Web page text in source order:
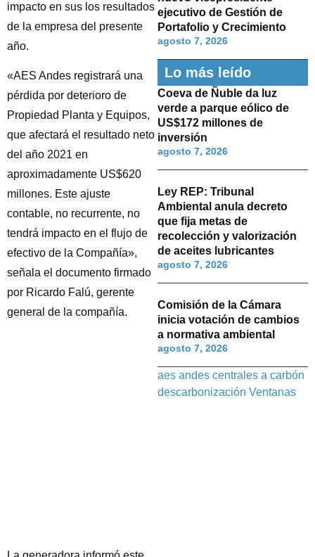
impacto en sus los resultados
de la empresa del presente
año.
«AES Andes registrará una
pérdida por deterioro de
Propiedad Planta y Equipos,
que afectará el resultado neto
del año 2021 en
aproximadamente US$620
millones. Este ajuste
contable, no recurrente, no
tendrá impacto en el flujo de
efectivo de la Compañía»,
señala el documento firmado
por Ricardo Falú, gerente
general de la compañía.
ejecutivo de Gestión de
Portafolio y Crecimiento
agosto 7, 2026
Lo más leído
Coeva de Ñuble da luz
verde a parque eólico de
US$172 millones de
inversión
agosto 7, 2026
Ley REP: Tribunal
Ambiental anula decreto
que fija metas de
recolección y valorización
de aceites lubricantes
agosto 7, 2026
Comisión de la Cámara
inicia votación de cambios
a normativa ambiental
agosto 7, 2026
aes andes centrales a carbón
descarbonización Ventanas